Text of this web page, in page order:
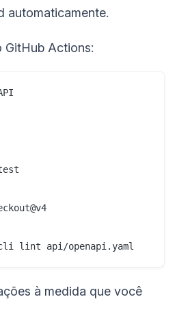
automaticamente.
GitHub Actions:
à medida que você